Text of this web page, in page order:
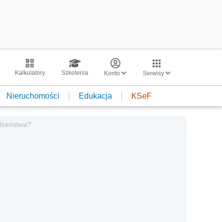
Kalkulatory Szkolenia Konto Serwisy
Nieruchomości Edukacja KSeF